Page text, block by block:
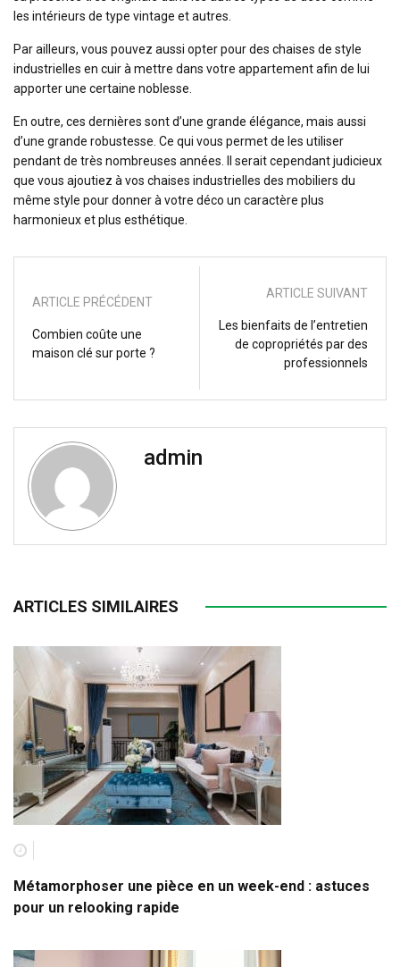
les intérieurs de type vintage et autres.
Par ailleurs, vous pouvez aussi opter pour des chaises de style
industrielles en cuir à mettre dans votre appartement afin de lui
apporter une certaine noblesse.
En outre, ces dernières sont d’une grande élégance, mais aussi
d’une grande robustesse. Ce qui vous permet de les utiliser
pendant de très nombreuses années. Il serait cependant judicieux
que vous ajoutiez à vos chaises industrielles des mobiliers du
même style pour donner à votre déco un caractère plus
harmonieux et plus esthétique.
ARTICLE PRÉCÉDENT
Combien coûte une
maison clé sur porte ?
ARTICLE SUIVANT
Les bienfaits de l’entretien
de copropriétés par des
professionnels
admin
ARTICLES SIMILAIRES
Métamorphoser une pièce en un week-end : astuces
pour un relooking rapide